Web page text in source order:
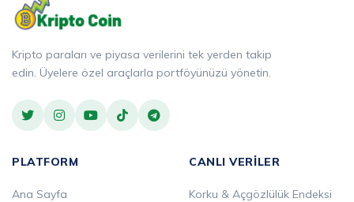
Kripto paraları ve piyasa verilerini tek yerden takip
edin. Üyelere özel araçlarla portföyünüzü yönetin.
PLATFORM
Ana Sayfa
CANLI VERILER
Korku & Açgözlülük Endeksi